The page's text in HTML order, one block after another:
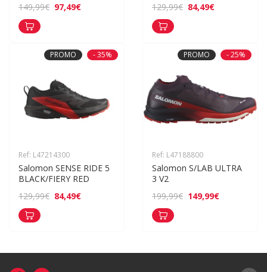
149,99€ 97,49€
129,99€ 84,49€
PROMO - 35%
Ref: L47214300
Salomon SENSE RIDE 5
BLACK/FIERY RED
129,99€ 84,49€
PROMO - 25%
Ref: L47188800
Salomon S/LAB ULTRA
3 V2
199,99€ 149,99€